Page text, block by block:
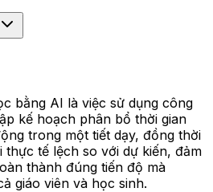
bằng AI là việc sử dụng công
kế hoạch phân bổ thời gian
trong một tiết dạy, đồng thời
tế lệch so với dự kiến, đảm
thành đúng tiến độ mà
giáo viên và học sinh.